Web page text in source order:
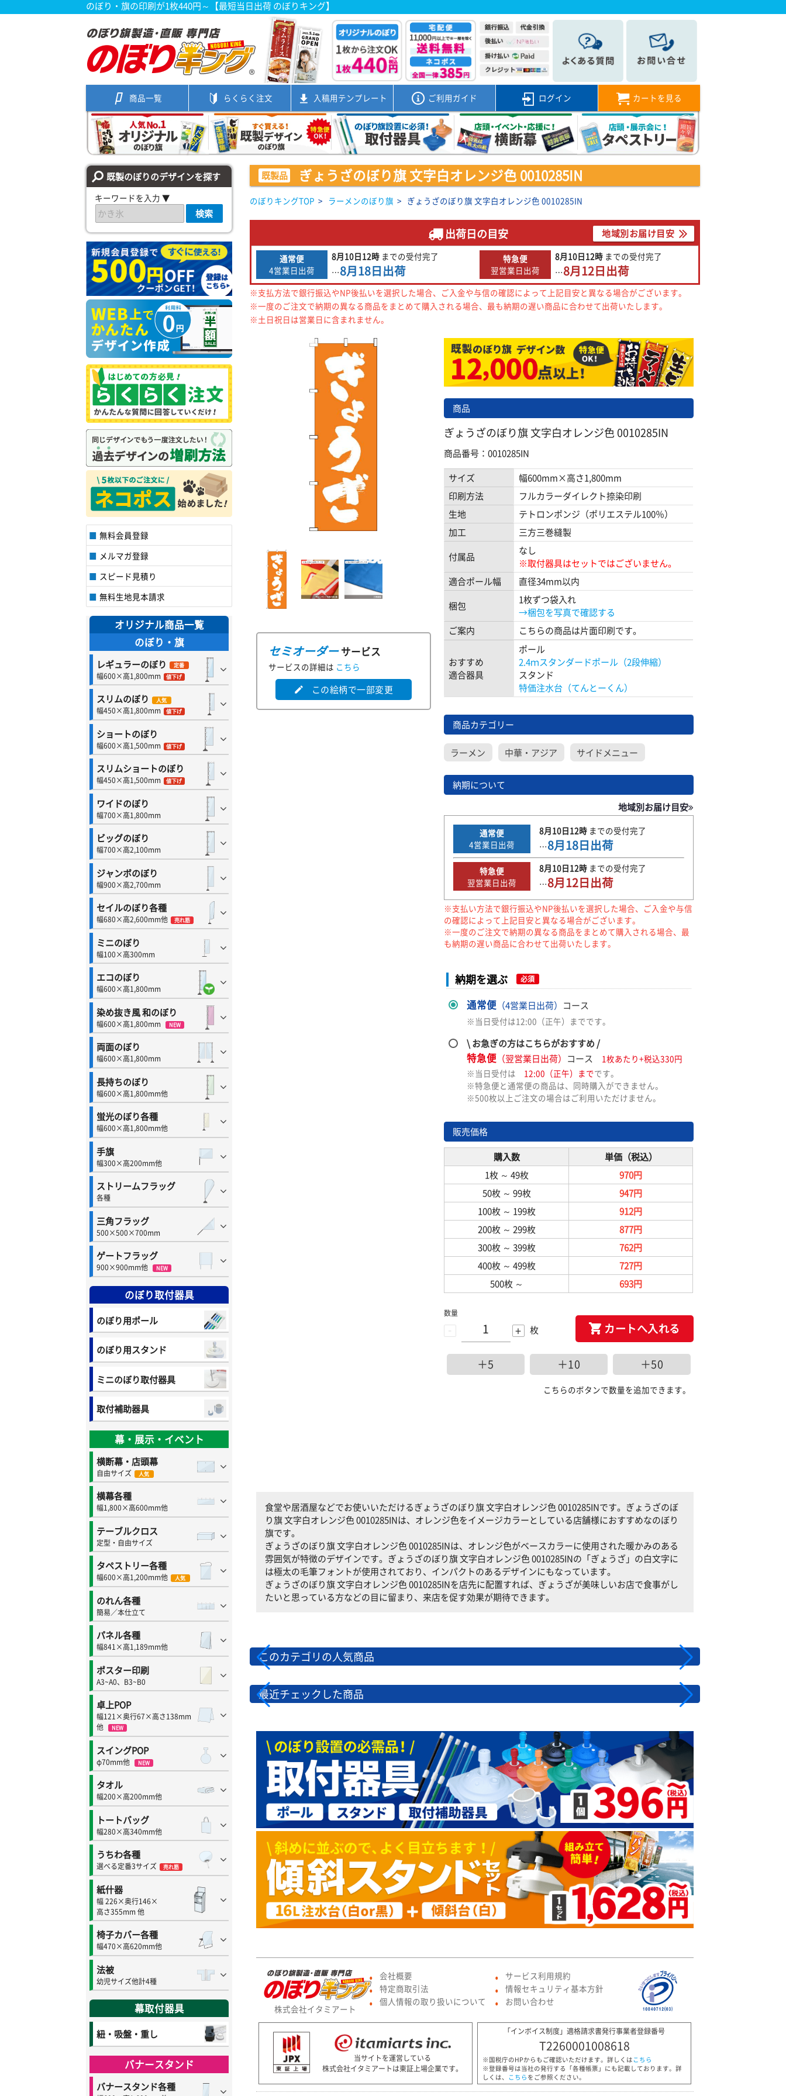
のぼり・旗の印刷が1枚440円～【最短当日出荷 のぼりキング】
商品一覧 らくらく注文 入稿用テンプレート ご利用ガイド ログイン カートを見る
既製のぼりのデザインを探す
キーワードを入力 ▼
検索
無料会員登録
メルマガ登録
スピード見積り
無料生地見本請求
オリジナル商品一覧
のぼり・旗
レギュラーのぼり 定番
幅600×高1,800mm 値下げ
スリムのぼり 人気
幅450×高1,800mm 値下げ
ショートのぼり
幅600×高1,500mm 値下げ
スリムショートのぼり
幅450×高1,500mm 値下げ
ワイドのぼり
幅700×高1,800mm
ビッグのぼり
幅700×高2,100mm
ジャンボのぼり
幅900×高2,700mm
セイルのぼり各種
幅680×高2,600mm他 売れ筋
ミニのぼり
幅100×高300mm
エコのぼり
幅600×高1,800mm
染め抜き風 和のぼり
幅600×高1,800mm NEW
両面のぼり
幅600×高1,800mm
長持ちのぼり
幅600×高1,800mm他
蛍光のぼり各種
幅600×高1,800mm他
手旗
幅300×高200mm他
ストリームフラッグ
各種
三角フラッグ
500×500×700mm
ゲートフラッグ
900×900mm他 NEW
のぼり取付器具
のぼり用ポール
のぼり用スタンド
ミニのぼり取付器具
取付補助器具
幕・展示・イベント
横断幕・店頭幕
自由サイズ 人気
横幕各種
幅1,800×高600mm他
テーブルクロス
定型・自由サイズ
タペストリー各種
幅600×高1,200mm他 人気
のれん各種
簡易／本仕立て
パネル各種
幅841×高1,189mm他
ポスター印刷
A3~A0、B3~B0
卓上POP
幅121×奥行67×高さ138mm
他
NEW
スイングPOP
φ70mm他 NEW
タオル
幅200×高200mm他
トートバッグ
幅280×高340mm他
うちわ各種
選べる定番3サイズ 売れ筋
紙什器
幅 226×奥行146×
高さ355mm 他
椅子カバー各種
幅470×高620mm他
法被
幼児サイズ他計4種
幕取付器具
紐・吸盤・重し
バナースタンド
バナースタンド各種
既製品 ぎょうざのぼり旗 文字白オレンジ色 0010285IN
のぼりキングTOP > ラーメンのぼり旗 > ぎょうざのぼり旗 文字白オレンジ色 0010285IN
出荷日の目安 地域別お届け目安
通常便
4営業日出荷
8月10日12時 までの受付完了
…8月18日出荷
特急便
翌営業日出荷
8月10日12時 までの受付完了
…8月12日出荷
※支払方法で銀行振込やNP後払いを選択した場合、ご入金や与信の確認によって上記目安と異なる場合がございます。
※一度のご注文で納期の異なる商品をまとめて購入される場合、最も納期の遅い商品に合わせて出荷いたします。
※土日祝日は営業日に含まれません。
セミオーダーサービス
サービスの詳細は こちら
edit この絵柄で一部変更
商品
ぎょうざのぼり旗 文字白オレンジ色 0010285IN
商品番号：0010285IN
サイズ
幅600mm×高さ1,800mm
印刷方法
フルカラーダイレクト捺染印刷
生地
テトロンポンジ（ポリエステル100％）
加工
三方三巻縫製
付属品
なし
※取付器具はセットではございません。
適合ポール幅
直径34mm以内
梱包
1枚ずつ袋入れ
→梱包を写真で確認する
ご案内
こちらの商品は片面印刷です。
おすすめ
適合器具
ポール
2.4ｍスタンダードポール（2段伸縮）
スタンド
特価注水台（てんとーくん）
商品カテゴリー
ラーメン 中華・アジア サイドメニュー
納期について
地域別お届け目安
通常便
4営業日出荷
8月10日12時までの受付完了
…8月18日出荷
特急便
翌営業日出荷
8月10日12時までの受付完了
…8月12日出荷
※支払い方法で銀行振込やNP後払いを選択した場合、ご入金や与信
の確認によって上記目安と異なる場合がございます。
※一度のご注文で納期の異なる商品をまとめて購入される場合、最
も納期の遅い商品に合わせて出荷いたします。
納期を選ぶ 必須
通常便（4営業日出荷） コース
※当日受付は12:00（正午）までです。
\ お急ぎの方はこちらがおすすめ /
特急便（翌営業日出荷） コース
1枚あたり+税込330円
※当日受付は 12:00（正午）までです。
※特急便と通常便の商品は、同時購入ができません。
※500枚以上ご注文の場合はご利用いただけません。
販売価格
購入数
単価（税込）
1枚 ～ 49枚
970円
50枚 ～ 99枚
947円
100枚 ～ 199枚
912円
200枚 ～ 299枚
877円
300枚 ～ 399枚
762円
400枚 ～ 499枚
727円
500枚 ～ 693円
-
数量
+ 枚 カートへ入れる
＋5 ＋10 ＋50
こちらのボタンで数量を追加できます。
食堂や居酒屋などでお使いいただけるぎょうざのぼり旗 文字白オレンジ色 0010285INです。ぎょうざのぼ
り旗 文字白オレンジ色 0010285INは、オレンジ色をイメージカラーとしている店舗様におすすめなのぼり
旗です。
ぎょうざのぼり旗 文字白オレンジ色 0010285INは、オレンジ色がベースカラーに使用された暖かみのある
雰囲気が特徴のデザインです。ぎょうざのぼり旗 文字白オレンジ色 0010285INの「ぎょうざ」の白文字に
は極太の毛筆フォントが使用されており、インパクトのあるデザインにもなっています。
ぎょうざのぼり旗 文字白オレンジ色 0010285INを店先に配置すれば、ぎょうざが美味しいお店で食事がし
たいと思っている方などの目に留まり、来店を促す効果が期待できます。
このカテゴリの人気商品
最近チェックした商品
株式会社イタミアート
● 会社概要
● 特定商取引法
● 個人情報の取り扱いについて
● サービス利用規約
● 情報セキュリティ基本方針
● お問い合わせ
当サイトを運営している
株式会社イタミアートは東証上場企業です。
「インボイス制度」適格請求書発行事業者登録番号
T2260001008618
※国税庁のHPからもご確認いただけます。詳しくは こちら
※登録番号は当社の発行する「各種帳票」にも記載しております。詳
しくは、
こちら をご参照ください。